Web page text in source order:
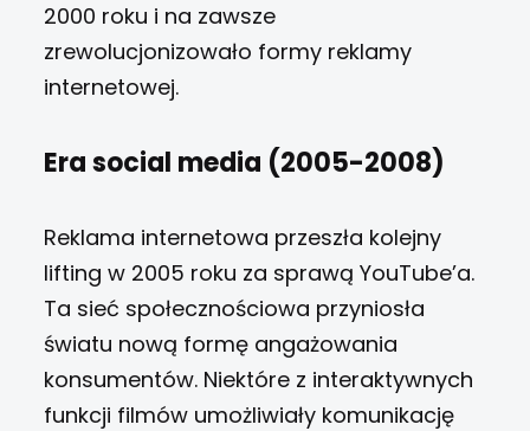
2000 roku i na zawsze
zrewolucjonizowało formy reklamy
internetowej.
Era social media (2005-2008)
Reklama internetowa przeszła kolejny
lifting w 2005 roku za sprawą YouTube’a.
Ta sieć społecznościowa przyniosła
światu nową formę angażowania
konsumentów. Niektóre z interaktywnych
funkcji filmów umożliwiały komunikację